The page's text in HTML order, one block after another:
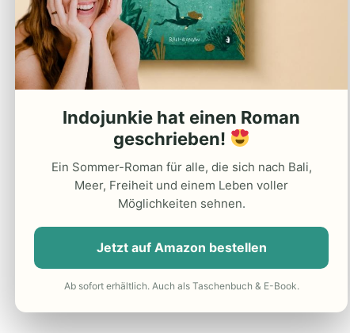
Indojunkie hat einen Roman
geschrieben!
Ein Sommer-Roman für alle, die sich nach Bali,
Meer, Freiheit und einem Leben voller
Möglichkeiten sehnen.
Jetzt auf Amazon bestellen
Ab sofort erhältlich. Auch als Taschenbuch & E-Book.